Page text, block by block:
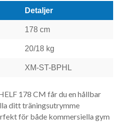
Detaljer
178 cm
20/18 kg
XM-ST-BPHL
178 CM får du en hållbar
ditt träningsutrymme
för både kommersiella gym